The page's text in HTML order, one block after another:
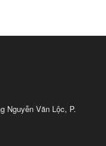
Nguyễn Văn Lộc, P.